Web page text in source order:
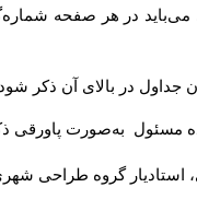
می‌باید در هر صفحه
جداول در بالای آن ذکر
مسئول به‌صورت پاورقی
گروه طراحی